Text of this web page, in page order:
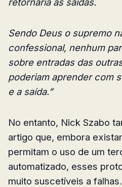
Sendo Deus o supremo
confessional, nenhum
sobre entradas das
poderiam aprender com
e a saída.”
No entanto, Nick Szabo
artigo que, embora
permitam o uso de um
automatizado, esses
muito suscetíveis a falhas.